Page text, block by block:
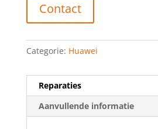
Contact
Categorie: Huawei
Reparaties
Aanvullende informatie